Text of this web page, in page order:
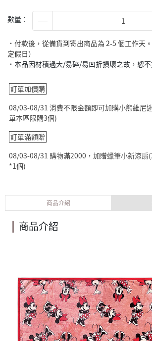
數量：
˙付款後，從備貨到寄出商品為 2-5 個工作天
定假日）
˙本品因材積過大/易碎/易凹折損壞之故，恕不
訂單加價購
08/03-08/31 消費不限金額即可加購小熊維尼
單本區限購3個)
訂單滿額贈
08/03-08/31 購物滿2000，加贈蠟筆小新涼扇
*1個)
商品介紹
商品介紹